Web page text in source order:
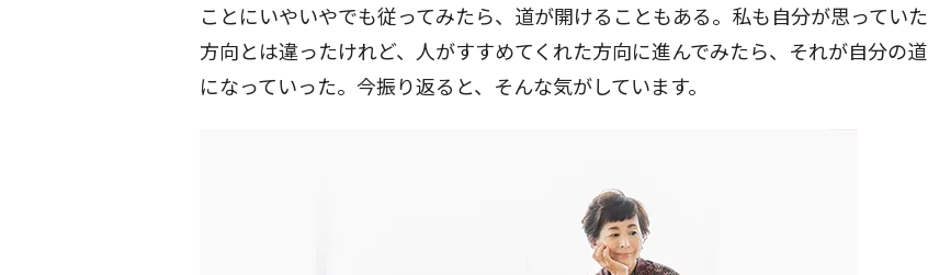
ことにいやいやでも従ってみたら、道が開けることもある。私も自分が思っていた
方向とは違ったけれど、人がすすめてくれた方向に進んでみたら、それが自分の道
になっていった。今振り返ると、そんな気がしています。